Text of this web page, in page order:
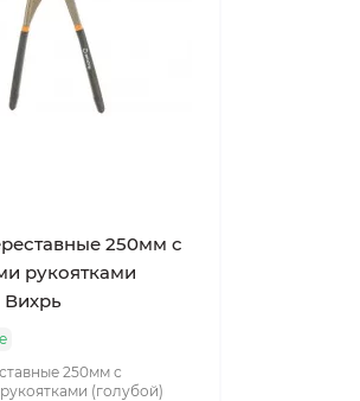
250мм с
рукоятками
Вихрь
250мм с
(голубой)